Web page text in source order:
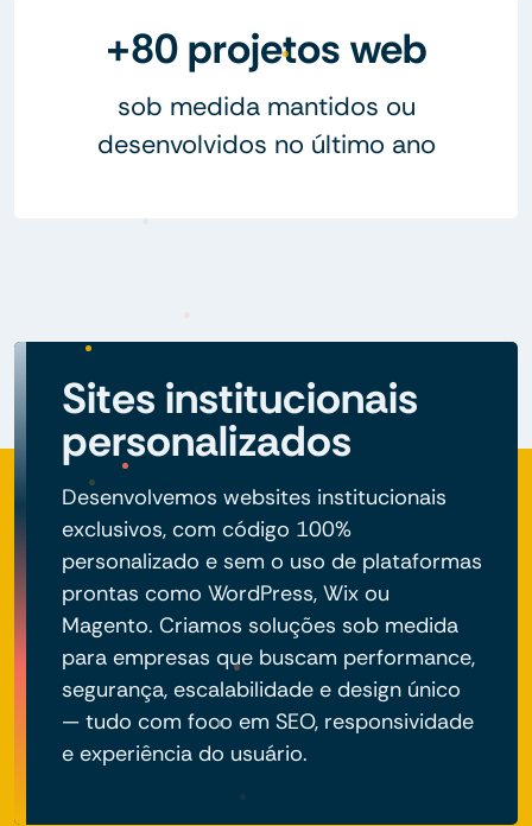
+80 projetos web
sob medida mantidos ou
desenvolvidos no último ano
Sites institucionais
personalizados
Desenvolvemos websites institucionais
exclusivos, com código 100%
personalizado e sem o uso de plataformas
prontas como WordPress, Wix ou
Magento. Criamos soluções sob medida
para empresas que buscam performance,
segurança, escalabilidade e design único
— tudo com foco em SEO, responsividade
e experiência do usuário.